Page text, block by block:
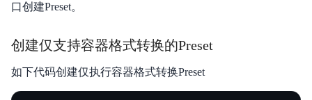
口创建Preset。
创建仅支持容器格式转换的Preset
如下代码创建仅执行容器格式转换Preset